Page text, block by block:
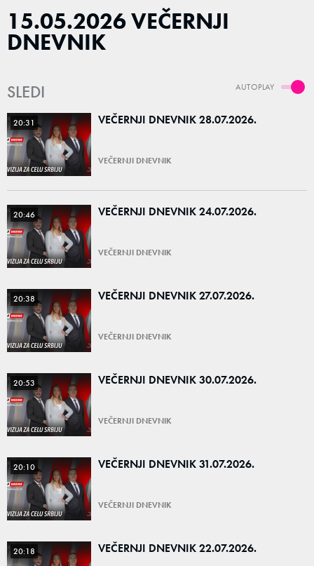
15.05.2026 VEČERNJI
DNEVNIK
AUTOPLAY
SLEDI
20:31 VEČERNJI DNEVNIK 28.07.2026.
VEČERNJI DNEVNIK
20:46 VEČERNJI DNEVNIK 24.07.2026.
VEČERNJI DNEVNIK
20:38 VEČERNJI DNEVNIK 27.07.2026.
VEČERNJI DNEVNIK
20:53 VEČERNJI DNEVNIK 30.07.2026.
VEČERNJI DNEVNIK
20:10 VEČERNJI DNEVNIK 31.07.2026.
VEČERNJI DNEVNIK
20:18 VEČERNJI DNEVNIK 22.07.2026.